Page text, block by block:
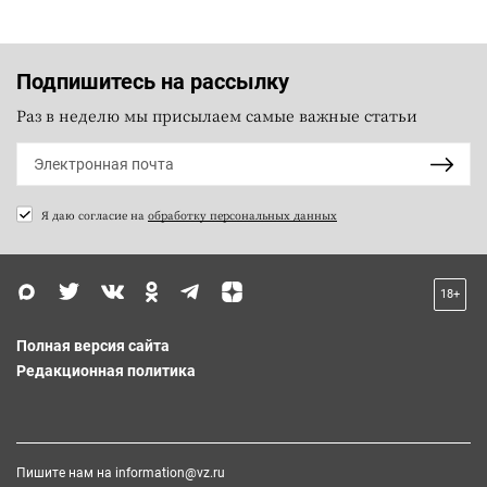
Подпишитесь на рассылку
Раз в неделю мы присылаем самые важные статьи
Я даю согласие на обработку персональных данных
18+
Полная версия сайта
Редакционная политика
Пишите нам на information@vz.ru